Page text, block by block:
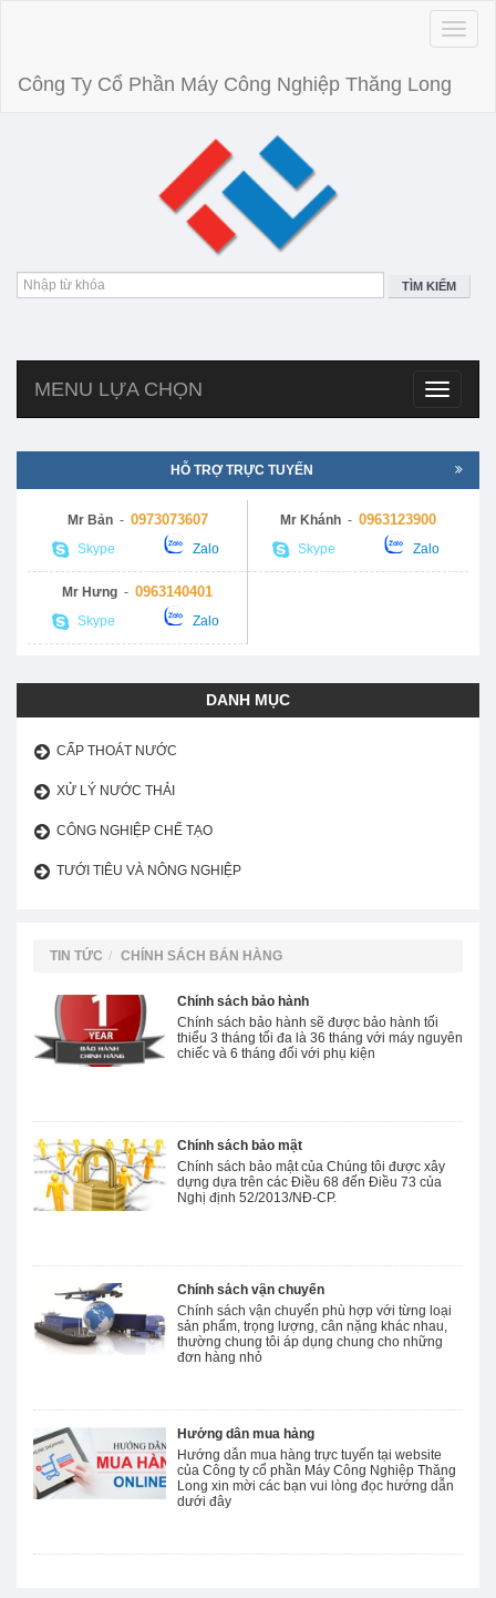
Toggle
Công Ty Cổ Phần Máy Công Nghiệp Thăng Long
TÌM KIẾM
Toggle
MENU LỰA CHỌN
HỖ TRỢ TRỰC TUYẾN
Mr Bản- 0973073607
Skype Zalo
Mr Khánh - 0963123900
Skype Zalo
Mr Hưng - 0963140401
Skype Zalo
DANH MỤC
CẤP THOÁT NƯỚC
XỬ LÝ NƯỚC THẢI
CÔNG NGHIỆP CHẾ TẠO
TƯỚI TIÊU VÀ NÔNG NGHIỆP
TIN TỨC CHÍNH SÁCH BÁN HÀNG
Chính sách bảo hành
Chính sách bảo hành sẽ được bảo hành tối
thiểu 3 tháng tối đa là 36 tháng với máy nguyên
chiếc và 6 tháng đối với phụ kiện
Chính sách bảo mật
Chính sách bảo mật của Chúng tôi được xây
dựng dựa trên các Điều 68 đến Điều 73 của
Nghị định 52/2013/NĐ-CP.
Chính sách vận chuyển
Chính sách vận chuyển phù hợp với từng loại
sản phẩm, trọng lượng, cân nặng khác nhau,
thường chung tôi áp dụng chung cho những
đơn hàng nhỏ
Hướng dẫn mua hàng
Hướng dẫn mua hàng trực tuyến tại website
của Công ty cổ phần Máy Công Nghiệp Thăng
Long xin mời các bạn vui lòng đọc hướng dẫn
dưới đây